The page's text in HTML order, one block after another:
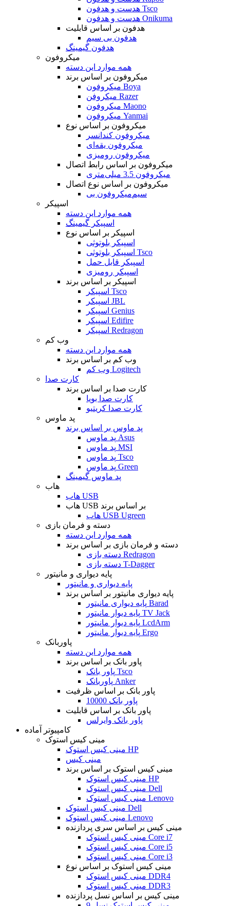
هدست و هدفون Tsco
هدست و هدفون Onikuma
هدفون بر اساس قابلیت
هدفون بی سیم
هدفون گیمینگ
میکروفون
همه موارد این دسته
میکروفون بر اساس برند
میکروفون Boya
میکروفن Razer
میکروفون Maono
میکروفون Yanmai
میکروفون بر اساس نوع
میکروفون کندانسر
میکروفون یقه‌ای
میکروفون رومیزی
میکروفون بر اساس رابط اتصال
میکروفون 3.5 میلی‌متری
میکروفون بر اساس نوع اتصال
میکروفون بی‌‎سیم
اسپیکر
همه موارد این دسته
اسپیکر گیمینگ
اسپیکر بر اساس نوع
اسپیکر بلوتوثی
اسپیکر بلوتوثی Tsco
اسپیکر قابل حمل
اسپیکر رومیزی
اسپیکر بر اساس برند
اسپیکر Tsco
اسپیکر JBL
اسپیکر Genius
اسپیکر Edifire
اسپیکر Redragon
وب کم
همه موارد این دسته
وب کم بر اساس برند
وب کم Logitech
کارت صدا
کارت صدا بر اساس برند
کارت صدا بویا
کارت صدا کریتیو
پد ماوس
پد ماوس بر اساس برند
پد ماوس Asus
پد ماوس MSI
پد ماوس Tsco
پد ماوس Green
پد ماوس گیمینگ
هاب
هاب USB
هاب USB بر اساس برند
هاب USB Ugreen
دسته و فرمان بازی
همه موارد این دسته
دسته و فرمان بازی بر اساس برند
دسته بازی Redragon
دسته بازی T-Dagger
پایه دیواری و مانیتور
پایه دیواری و مانیتور
پایه دیواری مانیتور بر اساس برند
پایه دیواری مانیتور Barad
پایه دیوار مانیتور TV Jack
پایه دیوار مانیتور LcdArm
پایه دیوار مانیتور Ergo
پاوربانک
همه موارد این دسته
پاور بانک بر اساس برند
پاور بانک Tsco
پاوربانک Anker
پاور بانک بر اساس ظرفیت
پاور بانک 10000
پاور بانک بر اساس قابلیت
پاور بانک وایرلس
کامپیوتر آماده
مینی کیس استوک
مینی کیس استوک HP
مینی کیس
مینی کیس استوک بر اساس برند
مینی کیس استوک HP
مینی کیس استوک Dell
مینی کیس استوک Lenovo
مینی کیس استوک Dell
مینی کیس استوک Lenovo
مینی کیس بر اساس سری پردازنده
مینی کیس استوک Core i7
مینی کیس استوک Core i5
مینی کیس استوک Core i3
مینی کیس استوک بر اساس نوع
مینی کیس استوک DDR4
مینی کیس استوک DDR3
مینی کیس بر اساس نسل پردازنده